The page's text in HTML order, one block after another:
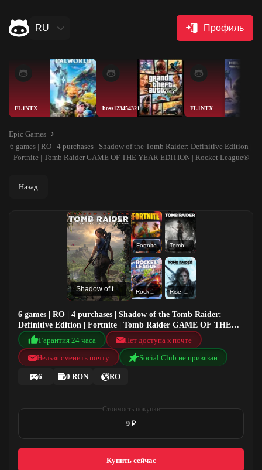
RU Профиль
FL1NTX boss123454321 FL1NTX
Epic Games
6 games | RO | 4 purchases | Shadow of the Tomb Raider: Definitive Edition |
Fortnite | Tomb Raider GAME OF THE YEAR EDITION | Rocket League®
Назад
Shadow of the Tomb Raider: Definitive Edition
Fortnite Tomb Raider GAME OF THE YEAR EDITION
Rocket League® Rise of the Tomb Raider: 20 Year Celebration
6 games | RO | 4 purchases | Shadow of the Tomb Raider:
Definitive Edition | Fortnite | Tomb Raider GAME OF THE
YEAR EDITION | Rocket League®
Гарантия 24 часа
Нет доступа к почте
Нельзя сменить почту
Social Club не привязан
6 0 RON RO
Стоимость покупки
9 ₽
Купить сейчас